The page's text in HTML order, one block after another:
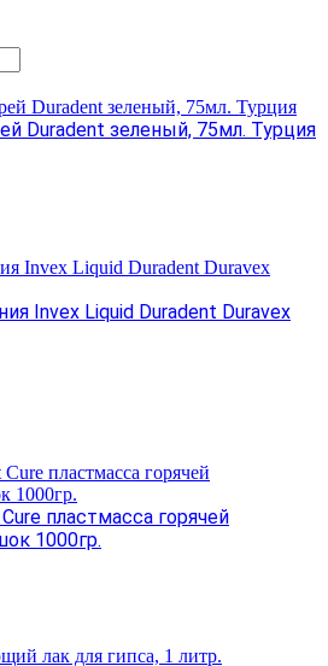
Duradent зеленый, 75мл. Турция
Invex Liquid Duradent Duravex
пластмасса горячей
1000гр.